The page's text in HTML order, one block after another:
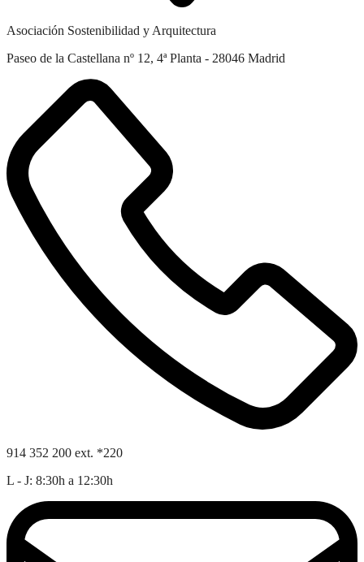
Asociación Sostenibilidad y Arquitectura
Paseo de la Castellana nº 12, 4ª Planta - 28046 Madrid
914 352 200 ext. *220
L - J: 8:30h a 12:30h